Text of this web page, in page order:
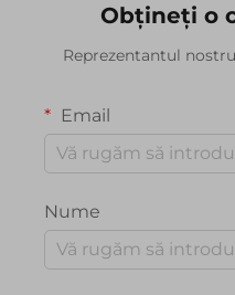
Obțineți o
Reprezentantul
Email
Nume